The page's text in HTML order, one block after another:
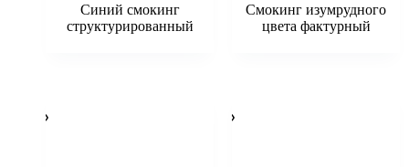
Синий смокинг
структурированный
Смокинг изумрудного
цвета фактурный